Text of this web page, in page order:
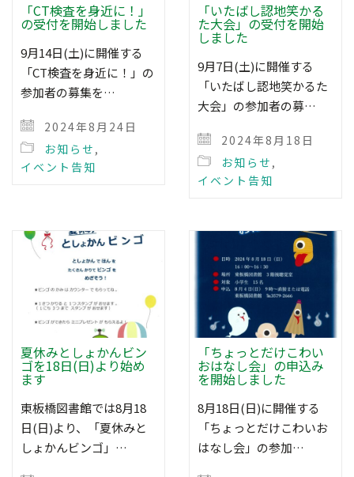
「CT検査を身近に！」
の受付を開始しました
9月14日(土)に開催する
「CT検査を身近に！」の
参加者の募集を…
2024年8月24日
お知らせ ,
イベント告知
「いたばし認地笑かる
た大会」の受付を開始
しました
9月7日(土)に開催する
「いたばし認地笑かるた
大会」の参加者の募…
2024年8月18日
お知らせ ,
イベント告知
夏休みとしょかんビン
ゴを18日(日)より始め
ます
東板橋図書館では8月18
日(日)より、「夏休みと
しょかんビンゴ」…
「ちょっとだけこわい
おはなし会」の申込み
を開始しました
8月18日(日)に開催する
「ちょっとだけこわいお
はなし会」の参加…